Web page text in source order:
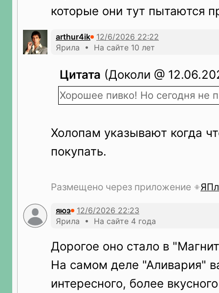
которые они тут пытаются
arthur4ik
Ярила • На сайте 10 лет
Цитата (Доколи @
Хорошее пивко! Но сегодня не
Холопам указывают когда
покупать.
Размещено через приложение
яюэ
Ярила • На сайте 4 года
Дорогое оно стало в
На самом деле "Аливария"
интересного, более